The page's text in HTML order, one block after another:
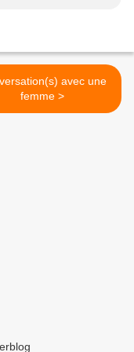
avec une
femme >